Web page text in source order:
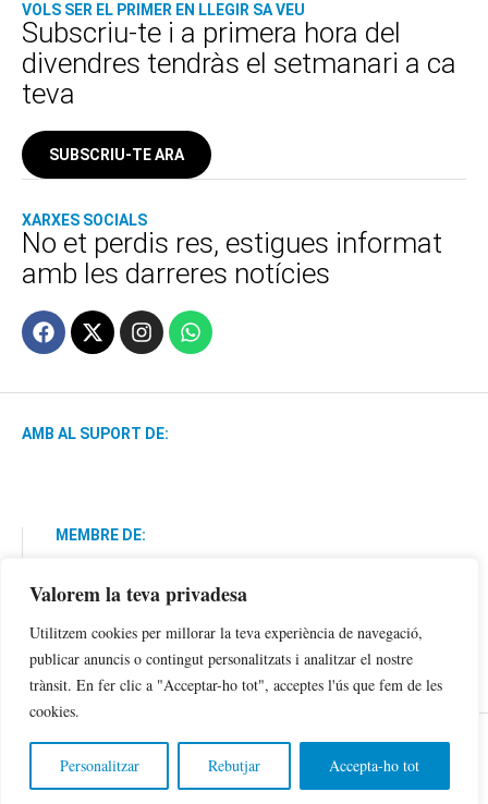
Valorem la teva privadesa
Utilitzem cookies per millorar la teva experiència de navegació,
publicar anuncis o contingut personalitzats i analitzar el nostre
trànsit. En fer clic a "Acceptar-ho tot", acceptes l'ús que fem de les
cookies.
Personalitzar Rebutjar Accepta-ho tot
VOLS SER EL PRIMER EN LLEGIR SA VEU
Subscriu-te i a primera hora del
divendres tendràs el setmanari a ca
teva
SUBSCRIU-TE ARA
XARXES SOCIALS
No et perdis res, estigues informat
amb les darreres notícies
AMB AL SUPORT DE:
MEMBRE DE:
©2024 Copyright Sa Veu .Tots els drets reservats.
Política de Privacitat Avís Legal